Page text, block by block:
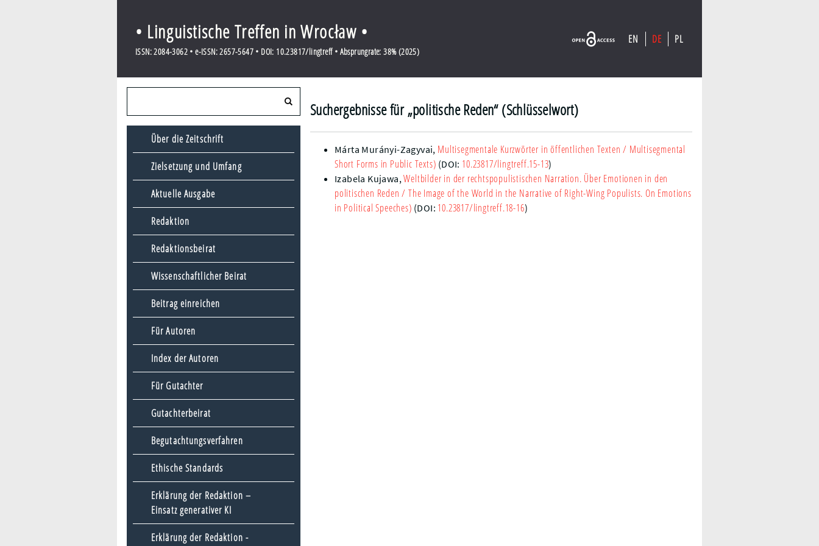
• Linguistische Treffen in Wrocław •
ISSN: 2084-3062 • e-ISSN: 2657-5647 • DOI: 10.23817/lingtreff • Absprungrate: 38% (2025)
EN DE PL
Über die Zeitschrift
Zielsetzung und Umfang
Aktuelle Ausgabe
Redaktion
Redaktionsbeirat
Wissenschaftlicher Beirat
Beitrag einreichen
Für Autoren
Index der Autoren
Für Gutachter
Gutachterbeirat
Begutachtungsverfahren
Ethische Standards
Erklärung der Redaktion –
Einsatz generativer KI
Erklärung der Redaktion -
Suchergebnisse für „politische Reden“ (Schlüsselwort)
Márta Murányi-Zagyvai, Multisegmentale Kurzwörter in öffentlichen Texten / Multisegmental
Short Forms in Public Texts) (DOI: 10.23817/lingtreff.15-13)
Izabela Kujawa,Weltbilder in der rechtspopulistischen Narration. Über Emotionen in den
politischen Reden / The Image of the World in the Narrative of Right-Wing Populists. On Emotions
in Political Speeches) (DOI: 10.23817/lingtreff.18-16)